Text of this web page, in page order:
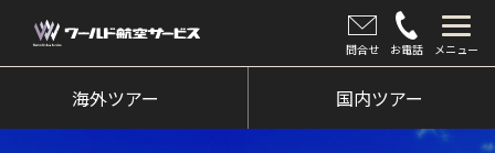
問合せ お電話 メニュー
海外ツアー
海外ツアー 国内ツアー